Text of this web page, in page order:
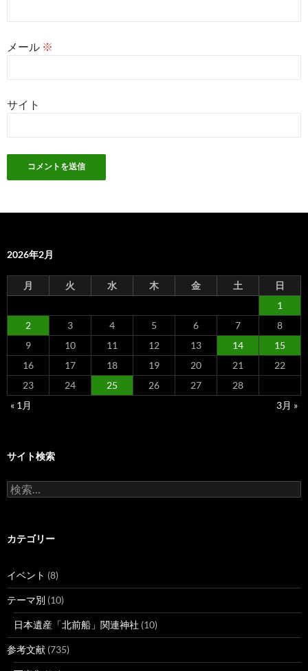
メール ※
サイト
2026年2月
月 火 水 木 金 土
日
1
2
3 4 5 6 7
8
9
10 11 12 13 14
15
16
17 18 19 20 21
22
23
24 25 26 27
28
« 1月
3月 »
サイト検索
検
索:
カテゴリー
イベント (8)
テーマ別 (10)
日本遺産「北前船」関連神社 (10)
参考文献 (735)